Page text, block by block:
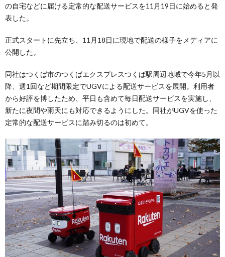
の自宅などに届ける定常的な配送サービスを11月19日に始めると発
表した。
正式スタートに先立ち、11月18日に現地で配送の様子をメディアに
公開した。
同社はつくば市のつくばエクスプレスつくば駅周辺地域で今年5月以
降、週1回など期間限定でUGVによる配送サービスを展開。利用者
から好評を博したため、平日も含めて毎日配送サービスを実施し、
新たに夜間や雨天にも対応できるようにした。同社がUGVを使った
定常的な配送サービスに踏み切るのは初めて。